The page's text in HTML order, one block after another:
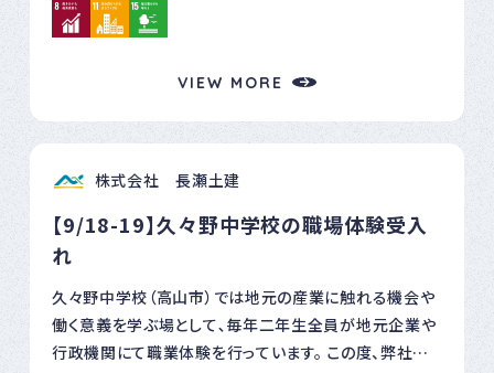
生化学工業所は心と体の健康増進を目指した活動に取
り組んでまいります。 「さつきラン＆ウォーク2026」は、一
庁、経済産業省後援のスマホのアプリを活用したオンラ
インイベントです。
団体等に対し、毎年感謝状を贈呈している。 この度弊社
において①防災協力活動部門、③地域連携活動部門の２
部門で感謝状をいただきました。 今後も活動を継続し、
いと思います。
VIEW MORE
株式会社 長瀬土建
【9/18-19】久々野中学校の職場体験受入
れ
久々野中学校（高山市）では地元の産業に触れる機会や
働く意義を学ぶ場として､毎年二年生全員が地元企業や
行政機関にて職業体験を行っています。 この度、弊社で